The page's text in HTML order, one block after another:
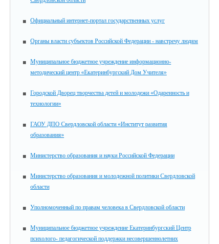
Официальный интернет-портал государственных услуг
Органы власти субъектов Российской Федерации - навстречу людям
Муниципальное бюджетное учреждение информационно-
методический центр «Екатеринбургский Дом Учителя»
Городской Дворец творчества детей и молодежи «Одаренность и
технологии»
ГАОУ ДПО Свердловской области «Институт развития
образования»
Министерство образования и науки Российской Федерации
Министерство образования и молодежной политики Свердловской
области
Уполномоченный по правам человека в Свердловской области
Муниципальное бюджетное учреждение Екатеринбургский Центр
психолого- педагогической поддержки несовершеннолетних